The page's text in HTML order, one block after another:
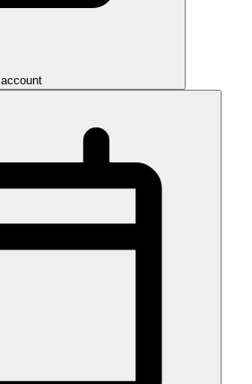
account